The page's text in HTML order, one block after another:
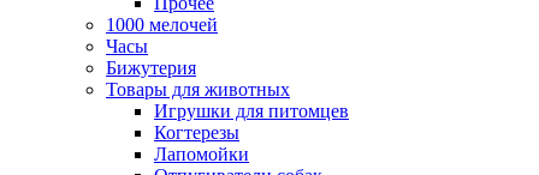
1000 мелочей
Часы
Бижутерия
Товары для животных
Игрушки для питомцев
Когтерезы
Лапомойки